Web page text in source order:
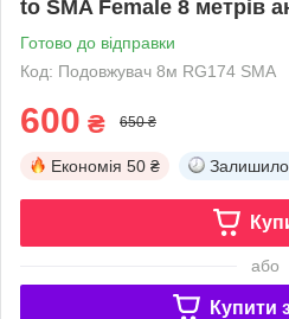
to SMA Female 8 метрів
Готово до відправки
Код: Подовжувач 8м RG174 SMA
600 ₴ 650 ₴
Економія 50 ₴
або
Купити